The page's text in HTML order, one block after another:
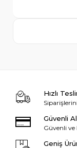
Hızlı
Güvenli
Güvenli ve
Geniş